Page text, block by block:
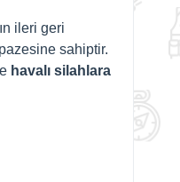
ileri geri
sahiptir.
havalı silahlara